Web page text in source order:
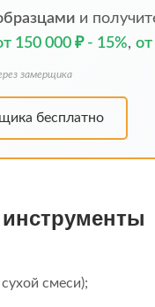
и
150 000 ₽ - 15%,
замерщика
бесплатно
смеси);